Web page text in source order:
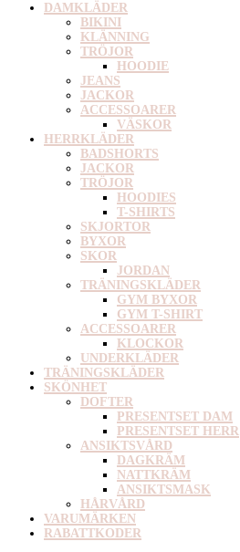
DAMKLÄDER
BIKINI
KLÄNNING
TRÖJOR
HOODIE
JEANS
JACKOR
ACCESSOARER
VÄSKOR
HERRKLÄDER
BADSHORTS
JACKOR
TRÖJOR
HOODIES
T-SHIRTS
SKJORTOR
BYXOR
SKOR
JORDAN
TRÄNINGSKLÄDER
GYM BYXOR
GYM T-SHIRT
ACCESSOARER
KLOCKOR
UNDERKLÄDER
TRÄNINGSKLÄDER
SKÖNHET
DOFTER
PRESENTSET DAM
PRESENTSET HERR
ANSIKTSVÅRD
DAGKRÄM
NATTKRÄM
ANSIKTSMASK
HÅRVÅRD
VARUMÄRKEN
RABATTKODER